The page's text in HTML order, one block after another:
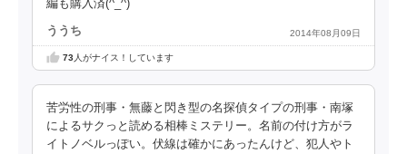
編も購入済(^_^)
ううち 2014年08月09日
73人がナイス！しています
苦労性の刑事・無藤と閃き型の名探偵タイプの刑事・南塚
によるサクっと読める相棒ミステリー。名前の付け方がラ
イトノベルっぽい。伏線は確かにあったんけど、犯人やト